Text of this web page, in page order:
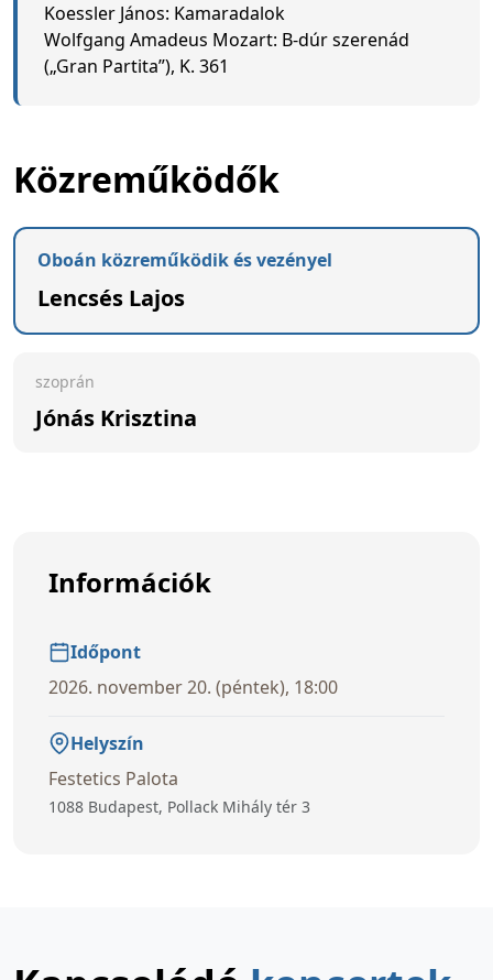
Koessler János: Kamaradalok
Wolfgang Amadeus Mozart: B-dúr szerenád
(„Gran Partita”), K. 361
Közreműködők
Oboán közreműködik és vezényel
Lencsés Lajos
szoprán
Jónás Krisztina
Információk
Időpont
2026. november 20. (péntek), 18:00
Helyszín
Festetics Palota
1088 Budapest, Pollack Mihály tér 3